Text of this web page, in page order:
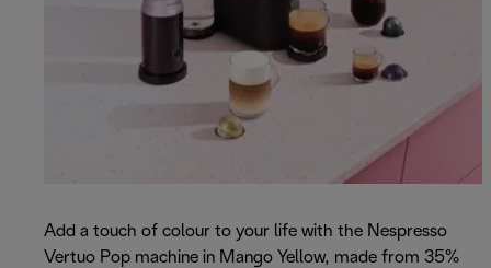
Add a touch of colour to your life with the Nespresso
Vertuo Pop machine in Mango Yellow, made from 35%